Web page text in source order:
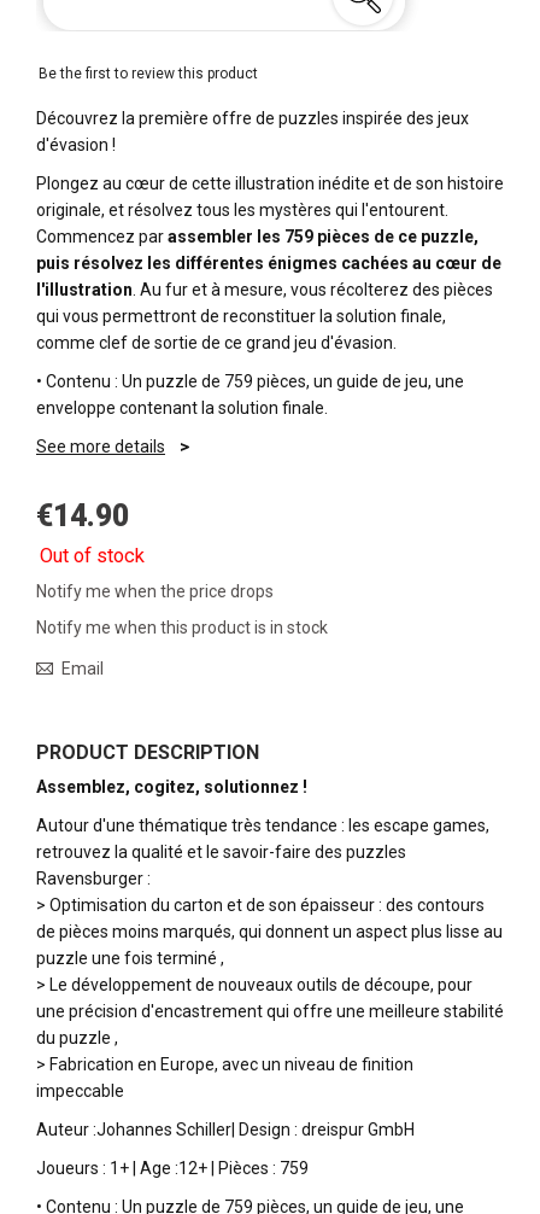
Be the first to review this product
Découvrez la première offre de puzzles inspirée des jeux
d'évasion !
Plongez au cœur de cette illustration inédite et de son histoire
originale, et résolvez tous les mystères qui l'entourent.
Commencez parassembler les 759 pièces de ce puzzle,
puis résolvez les différentes énigmes cachées au cœur de
l'illustration . Au fur et à mesure, vous récolterez des pièces
qui vous permettront de reconstituer la solution finale,
comme clef de sortie de ce grand jeu d'évasion.
• Contenu : Un puzzle de 759 pièces, un guide de jeu, une
enveloppe contenant la solution finale.
See more details
€14.90
Out of stock
Notify me when the price drops
Notify me when this product is in stock
Email
PRODUCT DESCRIPTION
Assemblez, cogitez, solutionnez !
Autour d'une thématique très tendance : les escape games,
retrouvez la qualité et le savoir-faire des puzzles
Ravensburger :
> Optimisation du carton et de son épaisseur : des contours
de pièces moins marqués, qui donnent un aspect plus lisse au
puzzle une fois terminé ,
> Le développement de nouveaux outils de découpe, pour
une précision d'encastrement qui offre une meilleure stabilité
du puzzle ,
> Fabrication en Europe, avec un niveau de finition
impeccable
Auteur :Johannes Schiller| Design : dreispur GmbH
Joueurs : 1+ | Age :12+ | Pièces : 759
• Contenu : Un puzzle de 759 pièces, un guide de jeu, une